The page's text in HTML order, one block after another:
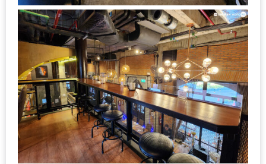
E-
NEWS
GAME
(SABAI
SEAFOOD)
HOMEPRO
FAIR
2017
เชียงใหม่